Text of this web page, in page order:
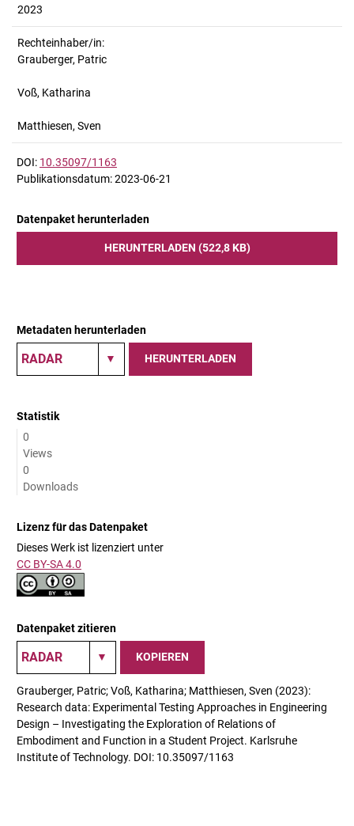
2023
Rechteinhaber/in:
Grauberger, Patric
Voß, Katharina
Matthiesen, Sven
DOI: 10.35097/1163
Publikationsdatum: 2023-06-21
Datenpaket herunterladen
HERUNTERLADEN (522,8 KB)
Metadaten herunterladen
HERUNTERLADEN
Statistik
0
Views
0
Downloads
Lizenz für das Datenpaket
Dieses Werk ist lizenziert unter
CC BY-SA 4.0
Datenpaket zitieren
KOPIEREN
Grauberger, Patric; Voß, Katharina; Matthiesen, Sven (2023):
Research data: Experimental Testing Approaches in Engineering
Design – Investigating the Exploration of Relations of
Embodiment and Function in a Student Project. Karlsruhe
Institute of Technology. DOI: 10.35097/1163